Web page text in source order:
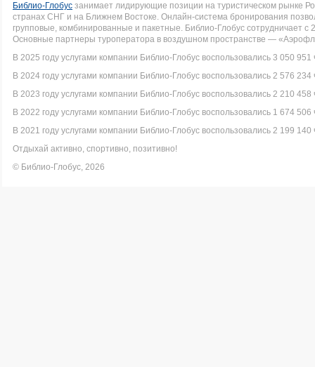
Библио-Глобус занимает лидирующие позиции на туристическом рынке
странах СНГ и на Ближнем Востоке. Онлайн-система бронирования
групповые, комбинированные и пакетные. Библио-Глобус сотрудничает
Основные партнеры туроператора в воздушном пространстве —
В 2025 году услугами компании Библио-Глобус воспользовались 3 050 951
В 2024 году услугами компании Библио-Глобус воспользовались 2 576 234
В 2023 году услугами компании Библио-Глобус воспользовались 2 210 458
В 2022 году услугами компании Библио-Глобус воспользовались 1 674 506
В 2021 году услугами компании Библио-Глобус воспользовались 2 199 140
Отдыхай активно, спортивно, позитивно!
© Библио-Глобус, 2026